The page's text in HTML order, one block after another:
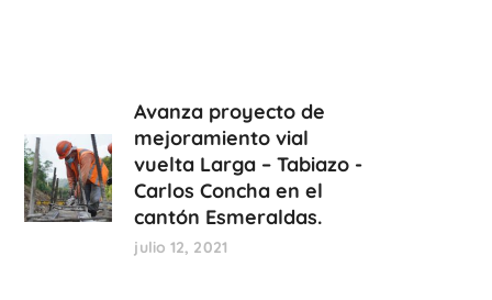
Avanza proyecto de
mejoramiento vial
vuelta Larga – Tabiazo -
Carlos Concha en el
cantón Esmeraldas.
julio 12, 2021